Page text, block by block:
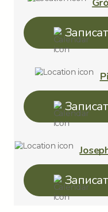
покрытием
зл и включает
классическим
Также доступен
для людей,
тщательная
повреждённых,